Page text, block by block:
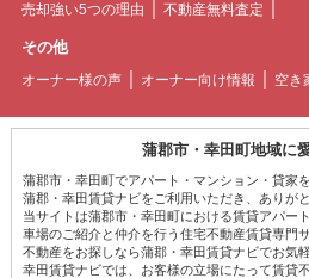
売却強い5つの理由 不動産無料査定
その他
オーナー様の声 オーナー向け情報 空き
蒲郡市・幸田町地域に
蒲郡市・幸田町でアパート・マンション・貸家
蒲郡・幸田賃貸ナビをご利用いただき、ありが
当サイトは蒲郡市・幸田町における賃貸アパー
車場のご紹介と仲介を行う住宅不動産賃貸専門
不動産をお探しなら蒲郡・幸田賃貸ナビでお気
幸田賃貸ナビでは、お客様の立場にたって賃貸